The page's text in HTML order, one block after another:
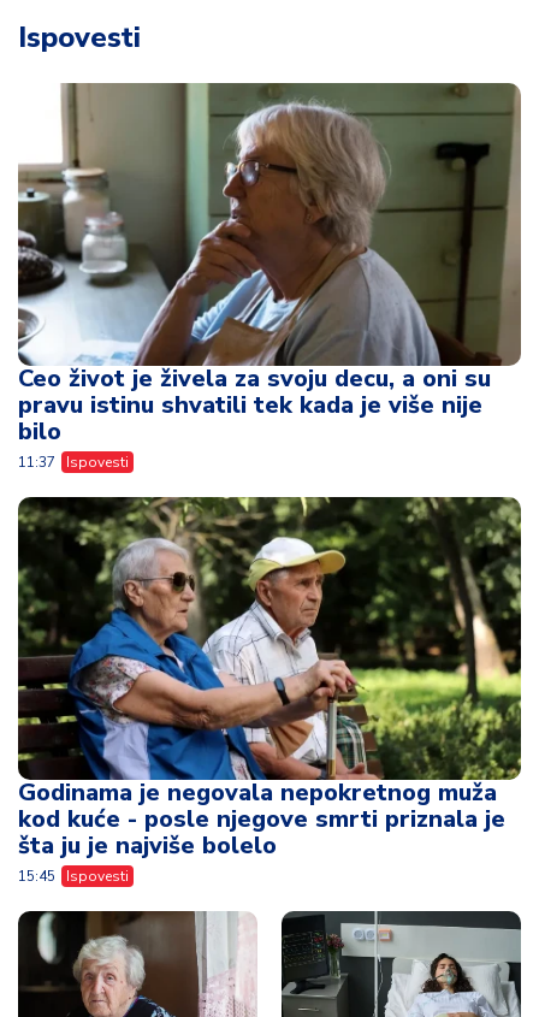
Ispovesti
Ceo život je živela za svoju decu, a oni su
pravu istinu shvatili tek kada je više nije
bilo
11:37 Ispovesti
Godinama je negovala nepokretnog muža
kod kuće - posle njegove smrti priznala je
šta ju je najviše bolelo
15:45 Ispovesti